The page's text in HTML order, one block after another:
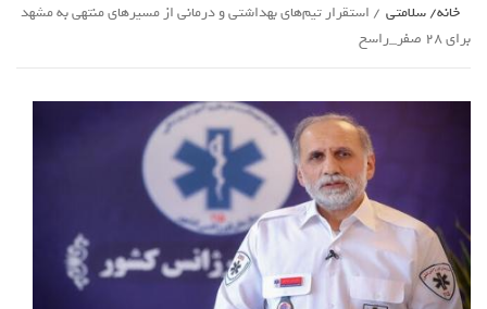
خانه سلامتی
استقرار تیم‌های بهداشتی و درمانی از مسیرهای منتهی به مشهد
برای ۲۸ صفر_راسخ